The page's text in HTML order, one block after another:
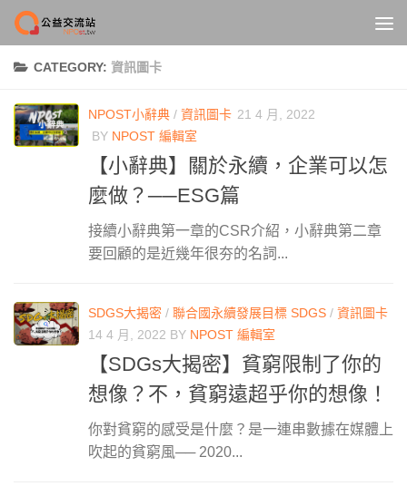
Skip to content
CATEGORY: 資訊圖卡
NPOST小辭典 / 資訊圖卡 21 4 月, 2022
BY NPOST 編輯室
【小辭典】關於永續，企業可以怎
麼做？──ESG篇
接續小辭典第一章的CSR介紹，小辭典第二章
要回顧的是近幾年很夯的名詞...
SDGS大揭密 / 聯合國永續發展目標 SDGS / 資訊圖卡
14 4 月, 2022 BY NPOST 編輯室
【SDGs大揭密】貧窮限制了你的
想像？不，貧窮遠超乎你的想像！
你對貧窮的感受是什麼？是一連串數據在媒體上
吹起的貧窮風── 2020...